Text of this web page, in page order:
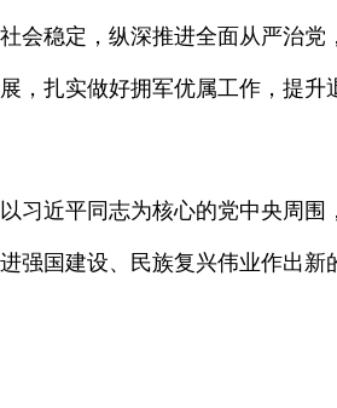
稳定，纵深推进全面从严治党
，扎实做好拥军优属工作，提
近平同志为核心的党中央周围
强国建设、民族复兴伟业作出新